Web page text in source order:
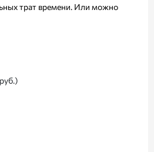
трат времени. Или можно